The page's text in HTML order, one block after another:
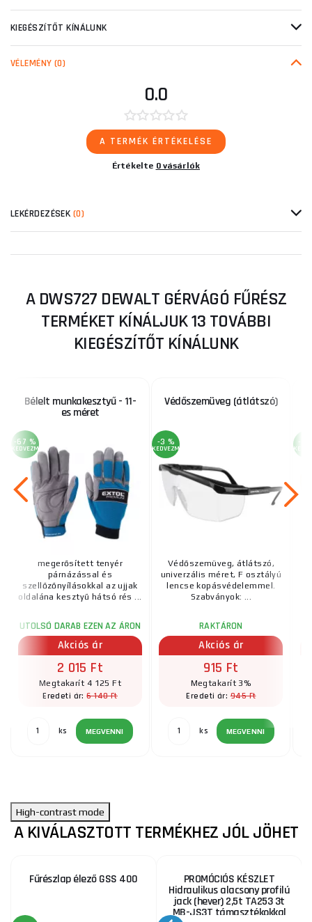
KIEGÉSZÍTŐT KÍNÁLUNK
VÉLEMÉNY (0)
0.0
A TERMÉK ÉRTÉKELÉSE
Értékelte 0 vásárlók
LEKÉRDEZÉSEK (0)
A DWS727 DEWALT GÉRVÁGÓ FŰRÉSZ
TERMÉKET KÍNÁLJUK 13 TOVÁBBI
KIEGÉSZÍTŐT KÍNÁLUNK
Bélelt munkakesztyű - 11-
es méret
-67 %
KEDVEZMÉNY
megerősített tenyér
párnázással és
szellőzőnyílásokkal az ujjak
oldalána kesztyű hátsó rés ...
UTOLSÓ DARAB EZEN AZ ÁRON
Akciós ár
2 015 Ft
Megtakarít 4 125 Ft
Eredeti ár:6 140 Ft
ks MEGVENNI
Védőszemüveg (átlátszó)
-3 %
KEDVEZMÉNY
Védőszemüveg, átlátszó,
univerzális méret, F osztályú
lencse kopásvédelemmel.
Szabványok: ...
RAKTÁRON
Akciós ár
915 Ft
Megtakarít 3%
Eredeti ár:945 Ft
ks MEGVENNI
High-contrast mode
A KIVÁLASZTOTT TERMÉKHEZ JÓL JÖHET
Fűrészlap élező GSS 400 PROMÓCIÓS KÉSZLET
Hidraulikus alacsony profilú
jack (hever) 2,5t TA253 3t
MB-JS3T támasztékokkal